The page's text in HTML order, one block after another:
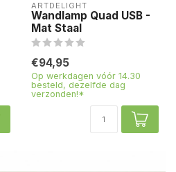
ARTDELIGHT
Wandlamp Quad USB -
Mat Staal
€94,95
Op werkdagen vóór 14.30
besteld, dezelfde dag
verzonden!*